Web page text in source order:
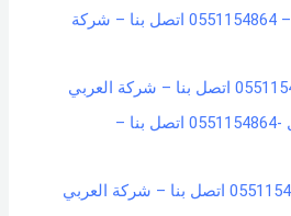
صيانة مكائن القهوة بحائل – 0551154864 اتصل بنا – شركة
شركة صيانة مكيفات بحائل -0551154864 اتصل بنا –